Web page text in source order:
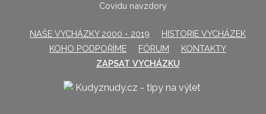
Covidu navzdory
NAŠE VYCHÁZKY 2000 - 2019
HISTORIE VYCHÁZEK
KOHO PODPOŘÍME
FÓRUM
KONTAKTY
ZAPSAT VYCHÁZKU